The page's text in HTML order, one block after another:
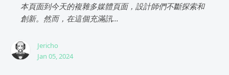
本頁面到今天的複雜多媒體頁面，設計師們不斷探索和
創新。然而，在這個充滿訊...
Jericho
Jan 05, 2024